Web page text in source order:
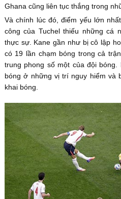
Ghana cũng liên tục thắng trong
Và chính lúc đó, điểm yếu lớn
công của Tuchel thiếu những cá
thực sự. Kane gần như bị cô lập
có 19 lần chạm bóng trong cả
trung phong số một của đội
bóng ở những vị trí nguy hiểm và
khai bóng.